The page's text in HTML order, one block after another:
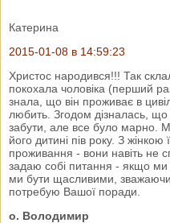
Катерина
2015-01-08 в 14:59:23
Христос народився!!! Так
покохала чоловіка (перший
знала, що він проживає в
любить. Згодом дізналась,
забути, але все було марно.
його дитині пів року. З
проживання - вони навіть не
задаю собі питання - якщо
ми бути щасливими, зважаючи
потребую Вашої поради.
о. Володимир